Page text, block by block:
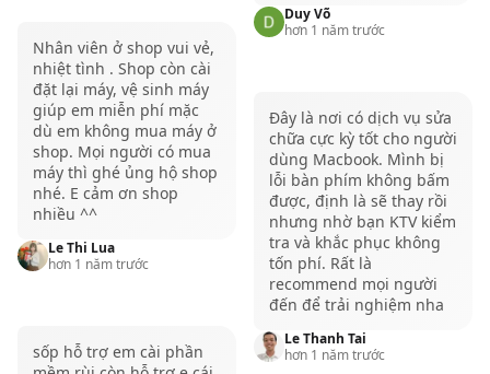
nghệ ProMotion cũng sẽ ăn đứt tấm màn trên phiên
bản 13 inch.
Sự phân cấp trong các phiên bản CPU
Apple đã có một sự phân cấp rõ ràng giữa các phiên
bản MacBook Pro M1, với những chiếc MacBook Pro
13 inch M1 thì đây sẽ là những chiếc máy đáp ứng
nhu cầu làm việc cơ bản với một mức giá dễ tiếp cận
hơn.
Ngược lại, với những phiên bản MacBook Pro M1 14
inch và 16 inch thì đây đều là những chiếc máy có
cấu hình mạnh mẽ hơn, đi cùng với đó là nhiều tùy
chọn RAM và SSD hơn để phù hợp với nhu cầu làm
Nhân viên ở shop vui vẻ,
nhiệt tình . Shop còn cài
đặt lại máy, vệ sinh máy
giúp em miễn phí mặc
dù em không mua máy ở
shop. Mọi người có mua
máy thì ghé ủng hộ shop
nhé. E cảm ơn shop
nhiều ^^
Le Thi Lua
hơn 1 năm trước
sốp hỗ trợ em cài phần
Duy Võ
hơn 1 năm trước
Đây là nơi có dịch vụ sửa
chữa cực kỳ tốt cho người
dùng Macbook. Mình bị
lỗi bàn phím không bấm
được, định là sẽ thay rồi
nhưng nhờ bạn KTV kiểm
tra và khắc phục không
tốn phí. Rất là
recommend mọi người
đến để trải nghiệm nha
Le Thanh Tai
hơn 1 năm trước